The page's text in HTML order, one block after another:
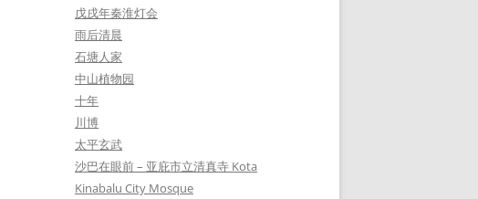
戊戌年秦淮灯会
雨后清晨
石塘人家
中山植物园
十年
川博
太平玄武
沙巴在眼前 – 亚庇市立清真寺 Kota
Kinabalu City Mosque